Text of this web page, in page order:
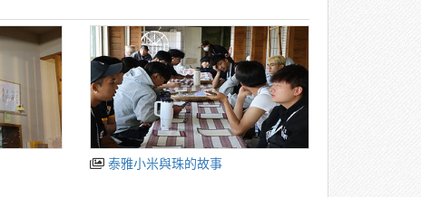
泰雅小米與珠的故事